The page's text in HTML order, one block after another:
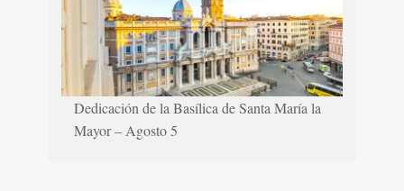
Dedicación de la Basílica de Santa María la
Mayor – Agosto 5